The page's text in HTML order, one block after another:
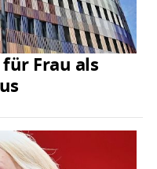
Frau als